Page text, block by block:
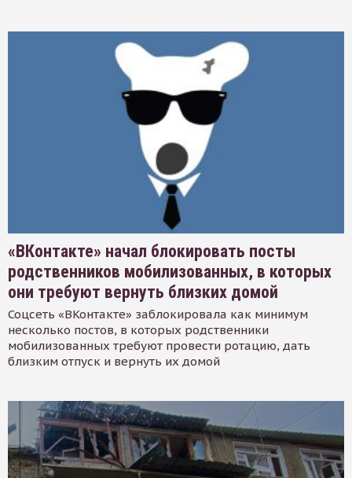
«ВКонтакте» начал блокировать посты
родственников мобилизованных, в которых
они требуют вернуть близких домой
Соцсеть «ВКонтакте» заблокировала как минимум
несколько постов, в которых родственники
мобилизованных требуют провести ротацию, дать
близким отпуск и вернуть их домой